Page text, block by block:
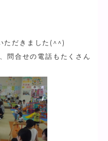
だきました(^^)
問合せの電話もたくさん